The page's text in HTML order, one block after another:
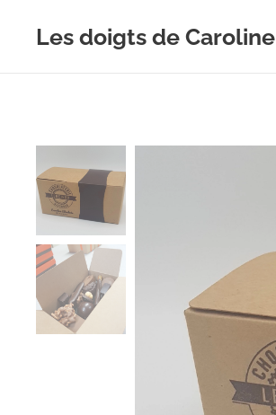
Les doigts de Caroline